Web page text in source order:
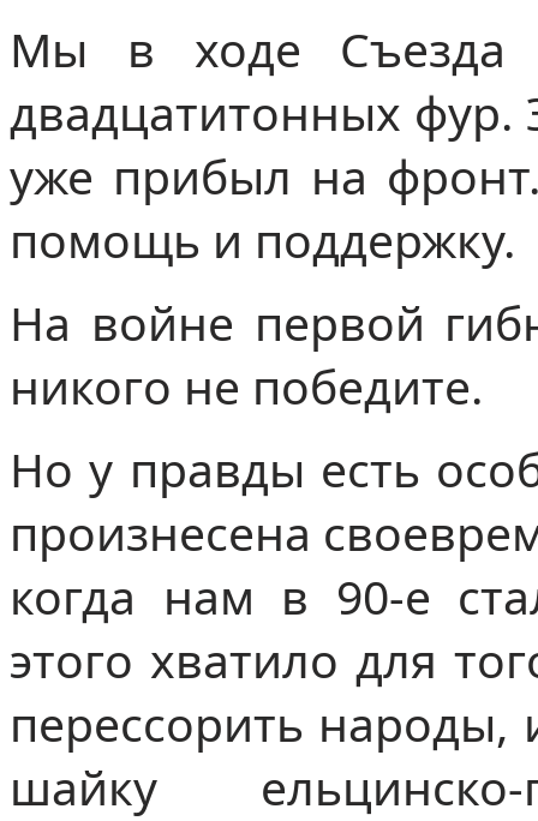
Мы в ходе Съезда
двадцатитонных
уже прибыл на
помощь и поддержку.
На войне первой
никого не победите.
Но у правды есть
произнесена
когда нам в 90-е
этого хватило для
перессорить
шайку ельцинско-